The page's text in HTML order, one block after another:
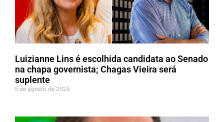
Luizianne Lins é escolhida candidata ao Senado
na chapa governista; Chagas Vieira será
suplente
5 de agosto de 2026